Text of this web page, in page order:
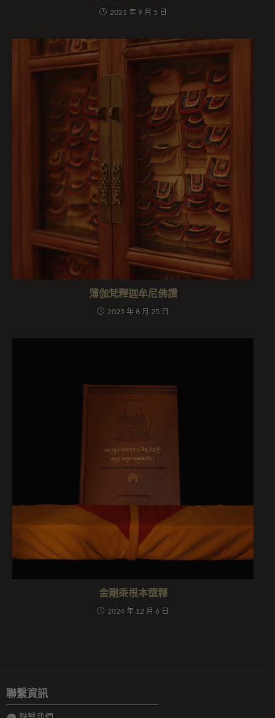
2021 年 9 月 5 日
薄伽梵釋迦牟尼佛讚
2025 年 8 月 25 日
金剛乘根本墮釋
2024 年 12 月 6 日
聯繫資訊